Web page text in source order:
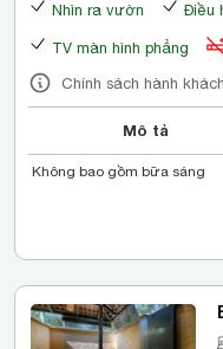
Nhìn ra vườn Điều
TV màn hình phẳng
Chính sách hành
Mô tả
Không bao gồm bữa sáng